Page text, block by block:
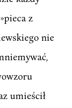
z
nie
umieścił